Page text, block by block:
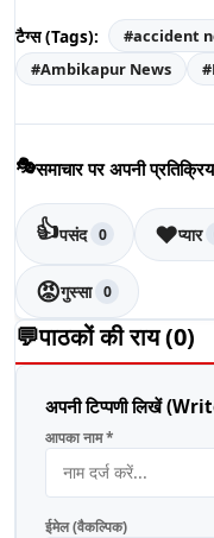
टैग्स (Tags): #accident
#Ambikapur News #
🎭समाचार पर अपनी
👍पसंद 0 ❤️प्यार
😡गुस्सा 0
💬पाठकों की राय (0)
अपनी टिप्पणी लिखें
आपका नाम *
ईमेल (वैकल्पिक)